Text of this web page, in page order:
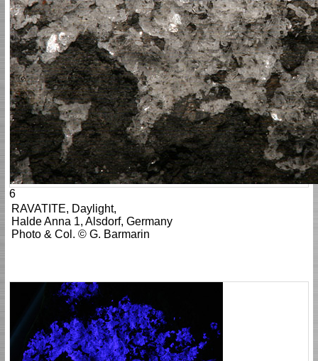
6
RAVATITE, Daylight,
Halde Anna 1, Alsdorf, Germany
Photo & Col. © G. Barmarin